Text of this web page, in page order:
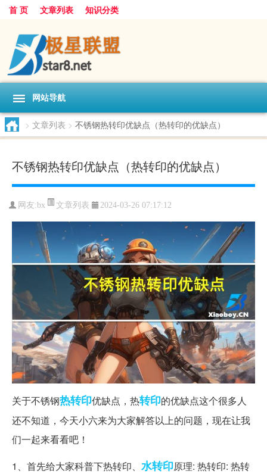
首 页 文章列表 知识分类
网站导航
> 文章列表 > 不锈钢热转印优缺点（热转印的优缺点）
不锈钢热转印优缺点（热转印的优缺点）
网友:bx 文章列表 2024-03-26 07:17:12
关于不锈钢热转印优缺点，热转印的优缺点这个很多人
还不知道，今天小六来为大家解答以上的问题，现在让我
们一起来看看吧！
1、首先给大家科普下热转印、 水转印原理: 热转印: 热转